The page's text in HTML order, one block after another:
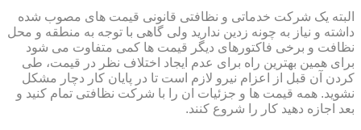
البته یک شرکت خدماتی و نظافتی قانونی قیمت های مصوب شده
داشته و نیاز به چونه زدین ندارید ولی گاهی با توجه به منطقه و محل
نظافت و برخی فاکتورهای دیگر قیمت ها کمی متفاوت می شود
برای همین بهترین راه برای عدم ایجاد اختلاف نظر در قیمت، طی
کردن آن قبل از اعزام نیرو لازم است تا در پایان کار دچار مشکل
نشوید. همه قیمت ها و جزئیات ان را با شرکت نظافتی تمام کنید و
بعد اجازه دهید کار را شروع کنند.